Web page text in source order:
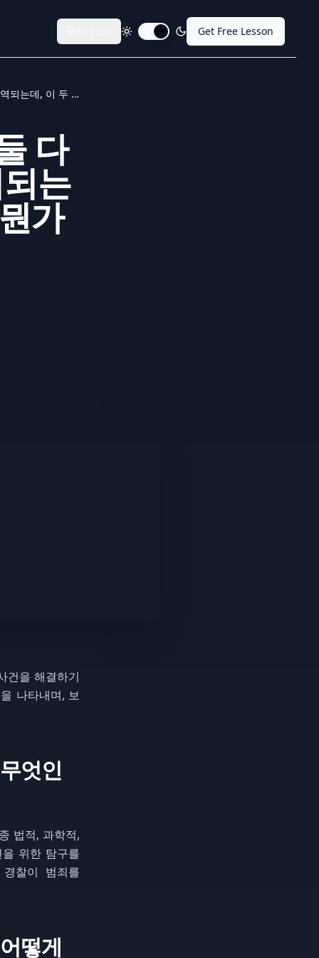
Toggle dark modeGet Free Lesson
‘Investigate’와 ‘Explore’ 둘 다 ‘조사하다’라는 뜻으로 번역되는데, 이 두 단어의 차이점이 뭔가요?
다
는
가
건을 해결하기
나타내며, 보
엇인
법적, 과학적,
위한 탐구를
찰이 범죄를
떻게